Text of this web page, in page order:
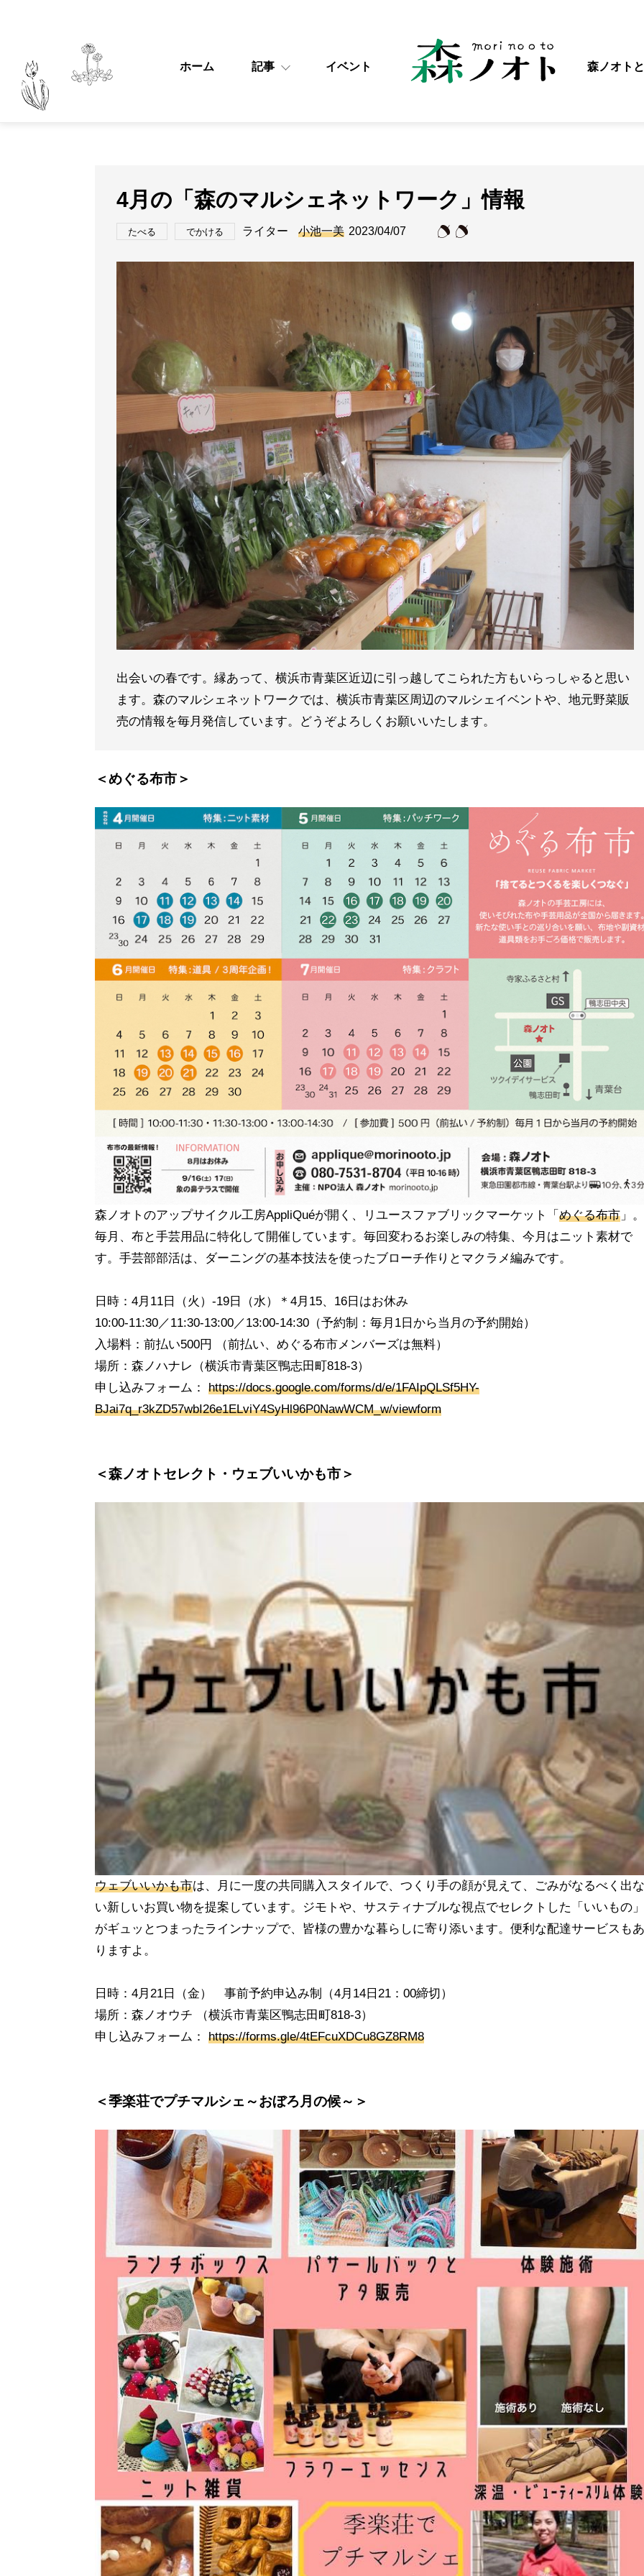
ホーム 記事 イベント 森ノオト
4月の「森のマルシェネットワーク」情報
たべる でかける ライター 小池一美 2023/04/07
出会いの春です。縁あって、横浜市青葉区近辺に引っ越してこられた方もいらっしゃると思い
ます。森のマルシェネットワークでは、横浜市青葉区周辺のマルシェイベントや、地元野菜販
売の情報を毎月発信しています。どうぞよろしくお願いいたします。
＜めぐる布市＞
森ノオトのアップサイクル工房AppliQuéが開く、リユースファブリックマーケット「 めぐる布市 」。
毎月、布と手芸用品に特化して開催しています。毎回変わるお楽しみの特集、今月はニット素材で
す。手芸部部活は、ダーニングの基本技法を使ったブローチ作りとマクラメ編みです。
日時：4月11日（火）-19日（水）＊4月15、16日はお休み
10:00-11:30／11:30-13:00／13:00-14:30（予約制：毎月1日から当月の予約開始）
入場料：前払い500円 （前払い、めぐる布市メンバーズは無料）
場所：森ノハナレ（横浜市青葉区鴨志田町818-3）
申し込みフォーム： https://docs.google.com/forms/d/e/1FAIpQLSf5HY-
BJai7q_r3kZD57wbI26e1ELviY4SyHl96P0NawWCM_w/viewform
＜森ノオトセレクト・ウェブいいかも市＞
ウェブいいかも市は、月に一度の共同購入スタイルで、つくり手の顔が見えて、ごみがなるべく出な
い新しいお買い物を提案しています。ジモトや、サスティナブルな視点でセレクトした「いいもの」
がギュッとつまったラインナップで、皆様の豊かな暮らしに寄り添います。便利な配達サービスもあ
りますよ。
日時：4月21日（金） 事前予約申込み制（4月14日21：00締切）
場所：森ノオウチ （横浜市青葉区鴨志田町818-3）
申し込みフォーム： https://forms.gle/4tEFcuXDCu8GZ8RM8
＜季楽荘でプチマルシェ～おぼろ月の候～＞